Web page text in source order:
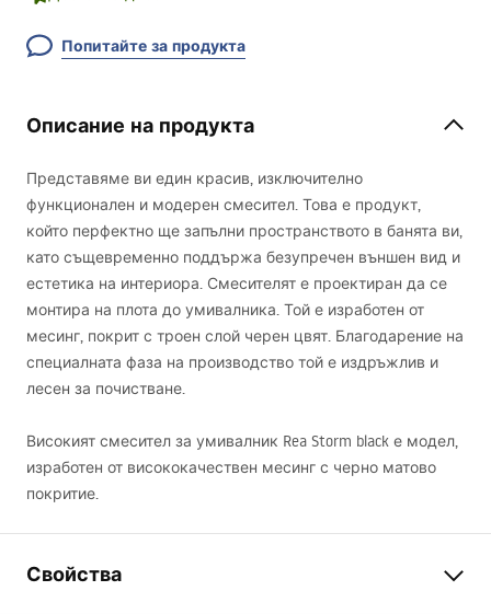
Попитайте за продукта
Описание на продукта
Представяме ви един красив, изключително
функционален и модерен смесител. Това е продукт,
който перфектно ще запълни пространството в банята ви,
като същевременно поддържа безупречен външен вид и
естетика на интериора. Смесителят е проектиран да се
монтира на плота до умивалника. Той е изработен от
месинг, покрит с троен слой черен цвят. Благодарение на
специалната фаза на производство той е издръжлив и
лесен за почистване.
Високият смесител за умивалник Rea Storm black е модел,
изработен от висококачествен месинг с черно матово
покритие.
Свойства